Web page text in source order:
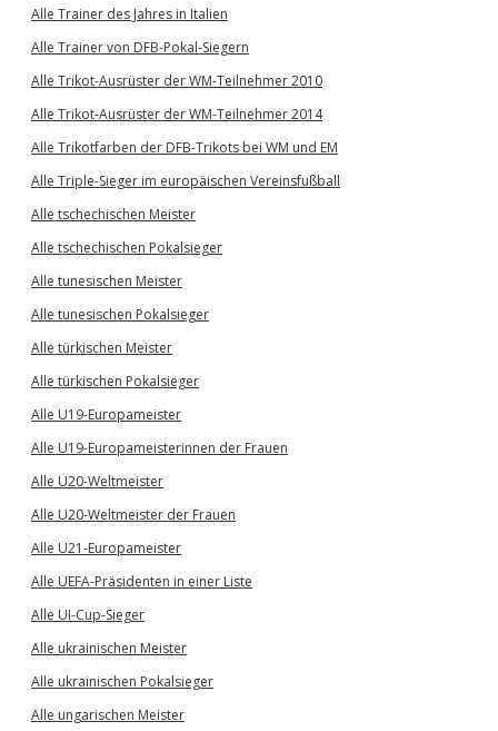
Alle Trainer des Jahres in Italien
Alle Trainer von DFB-Pokal-Siegern
Alle Trikot-Ausrüster der WM-Teilnehmer 2010
Alle Trikot-Ausrüster der WM-Teilnehmer 2014
Alle Trikotfarben der DFB-Trikots bei WM und EM
Alle Triple-Sieger im europäischen Vereinsfußball
Alle tschechischen Meister
Alle tschechischen Pokalsieger
Alle tunesischen Meister
Alle tunesischen Pokalsieger
Alle türkischen Meister
Alle türkischen Pokalsieger
Alle U19-Europameister
Alle U19-Europameisterinnen der Frauen
Alle U20-Weltmeister
Alle U20-Weltmeister der Frauen
Alle U21-Europameister
Alle UEFA-Präsidenten in einer Liste
Alle UI-Cup-Sieger
Alle ukrainischen Meister
Alle ukrainischen Pokalsieger
Alle ungarischen Meister